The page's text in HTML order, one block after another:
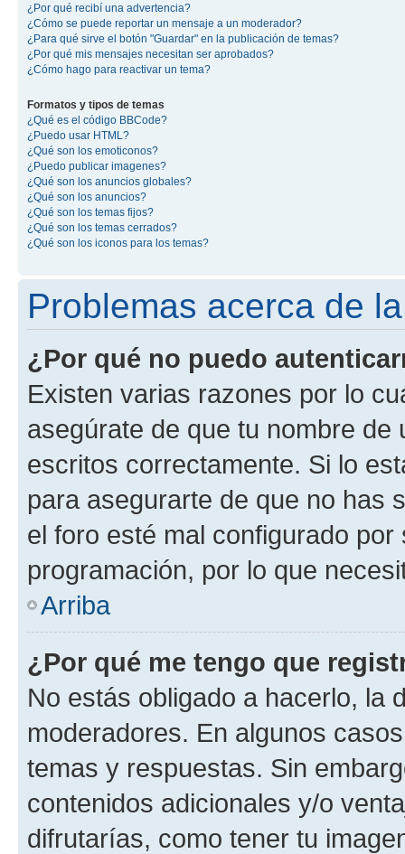
¿Por qué recibí una advertencia?
¿Cómo se puede reportar un mensaje a un moderador?
¿Para qué sirve el botón "Guardar" en la publicación de temas?
¿Por qué mis mensajes necesitan ser aprobados?
¿Cómo hago para reactivar un tema?
Formatos y tipos de temas
¿Qué es el código BBCode?
¿Puedo usar HTML?
¿Qué son los emoticonos?
¿Puedo publicar imagenes?
¿Qué son los anuncios globales?
¿Qué son los anuncios?
¿Qué son los temas fijos?
¿Qué son los temas cerrados?
¿Qué son los iconos para los temas?
Problemas acerca de
¿Por qué no puedo
Existen varias razones por lo
asegúrate de que tu nombre
escritos correctamente. Si lo
para asegurarte de que no has
el foro esté mal configurado
programación, por lo que
Arriba
¿Por qué me tengo que
No estás obligado a hacerlo, la
moderadores. En algunos
temas y respuestas. Sin
contenidos adicionales y/o
difrutarías, como tener tu